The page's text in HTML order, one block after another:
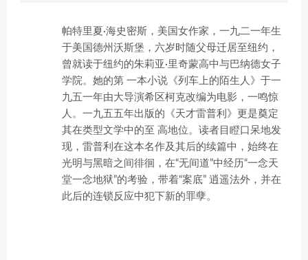
帕特里夏·海史密斯，美国女作家，一九二一年生
于美国德州沃斯堡，六岁时随父母迁居至纽约，
曾就读于纽约的朱莉亚·里奇蒙高中与巴纳德女子
学院。她的第 一本小说《列车上的陌生人》于一
九五一年由大导演希区柯克改编为电影，一鸣惊
人。一九五五年出版的《天才雷普利》更是奠定
其在类型文学中的至 高地位。读者目瞪口呆地发
现，雷普利在这本名作及其后的续篇中，始终在
光明与黑暗之间徘徊，在“无间道”中经历“一念天
堂一念地狱”的考验，带着“案底” 逍遥法外，并在
此后的连锁反应中犯下新的罪孽。